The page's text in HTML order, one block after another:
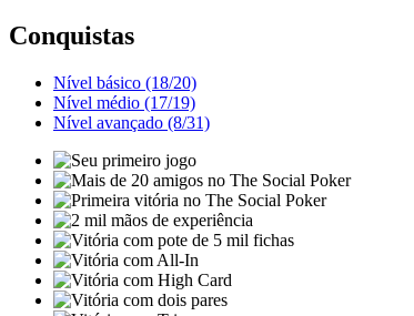
Conquistas
Nível básico (18/20)
Nível médio (17/19)
Nível avançado (8/31)